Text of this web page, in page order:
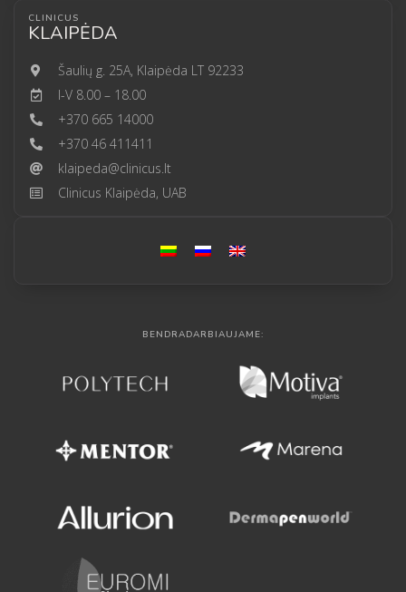
CLINICUS
KLAIPĖDA
Šaulių g. 25A, Klaipėda LT 92233
I-V 8.00 – 18.00
+370 665 14000
+370 46 411411
klaipeda@clinicus.lt
Clinicus Klaipėda, UAB
BENDRADARBIAUJAME: